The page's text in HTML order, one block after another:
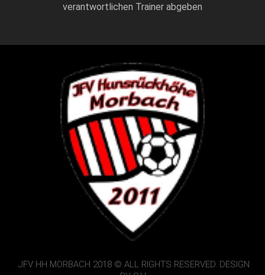
verantwortlichen Trainer abgeben
JFV HH MORBACH 2018 © ALL RIGHTS RESERVED. DESIGN